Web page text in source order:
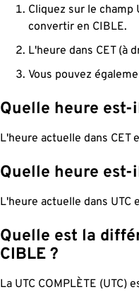
Cliquez sur le champ
convertir en CIBLE.
L'heure dans CET (à
Vous pouvez
Quelle heure est-
L'heure actuelle dans
Quelle heure est-
L'heure actuelle dans
Quelle est la
CIBLE ?
La UTC COMPLÈTE (UTC)